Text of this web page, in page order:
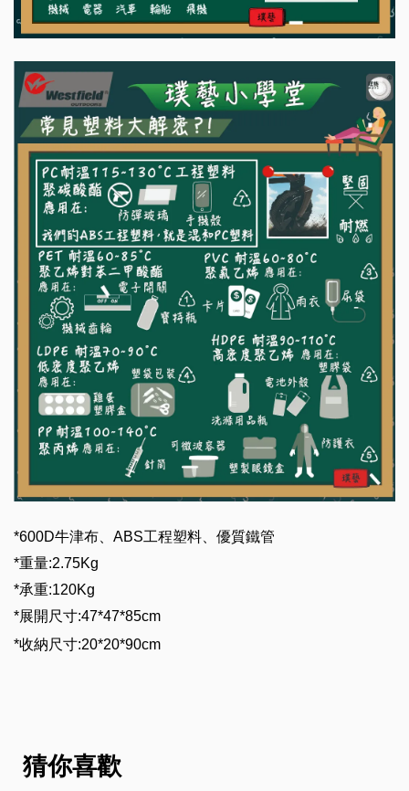
*600D牛津布、 ABS工程塑料、優質鐵管
*重量:2.75Kg
*承重:120Kg
*展開尺寸:47*47*85cm
*收納尺寸:20*20*90cm
猜你喜歡